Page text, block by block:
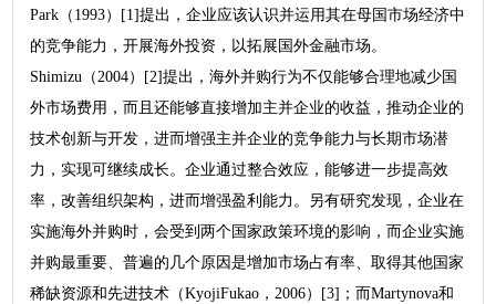
Park（1993）[1]提出，企业应该认识并运用其在母国市场经济中
的竞争能力，开展海外投资，以拓展国外金融市场。
Shimizu（2004）[2]提出，海外并购行为不仅能够合理地减少国
外市场费用，而且还能够直接增加主并企业的收益，推动企业的
技术创新与开发，进而增强主并企业的竞争能力与长期市场潜
力，实现可继续成长。企业通过整合效应，能够进一步提高效
率，改善组织架构，进而增强盈利能力。另有研究发现，企业在
实施海外并购时，会受到两个国家政策环境的影响，而企业实施
并购最重要、普遍的几个原因是增加市场占有率、取得其他国家
稀缺资源和先进技术（KyojiFukao，2006）[3]；而Martynova和